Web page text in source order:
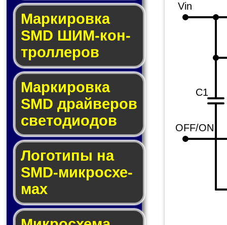
Маркировка
SMD ШИМ-кон­
трол­ле­ров
Маркировка
SMD драй­ве­ров
све­то­ди­о­дов
Логотипы на
SMD-мик­ро­схе­
мах
Vin
C1
OFF/ON